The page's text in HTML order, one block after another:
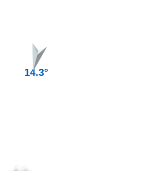
14.3°